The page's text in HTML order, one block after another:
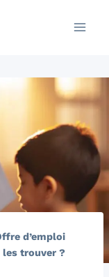
d’emploi
trouver ?